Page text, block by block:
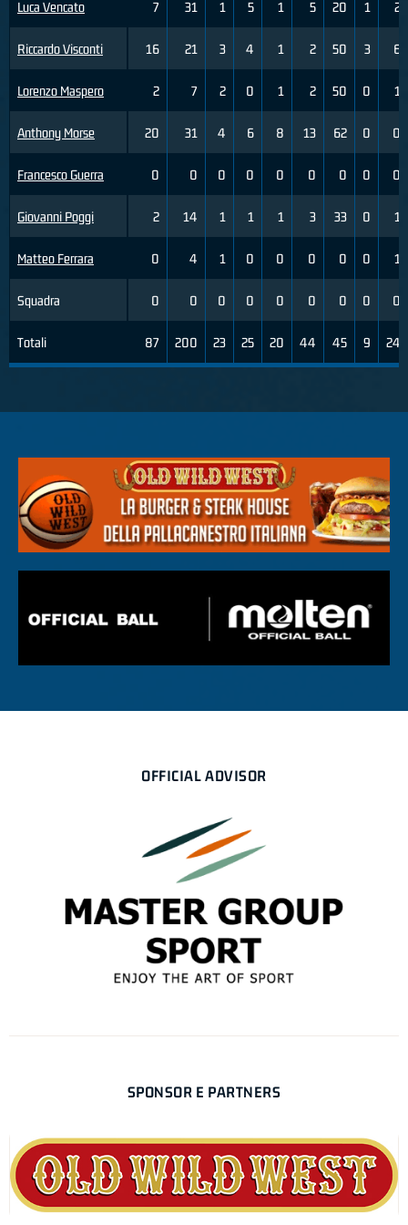
Luca Vencato
Riccardo Visconti
Lorenzo Maspero
Anthony Morse
Francesco Guerra
Giovanni Poggi
Matteo Ferrara
Squadra
Totali
7 31 1 5 1 5 20 1 2
16 21 3 4 1 2 50 3 6
2 7 2 0 1 2 50 0 1
20 31 4 6 8 13 62 0 0
0 0 0 0 0 0 0 0 0
2 14 1 1 1 3 33 0 1
0 4 1 0 0 0 0 0 1
0 0 0 0 0 0 0 0 0
87 200 23 25 20 44 45 9 24
OFFICIAL ADVISOR
SPONSOR E PARTNERS